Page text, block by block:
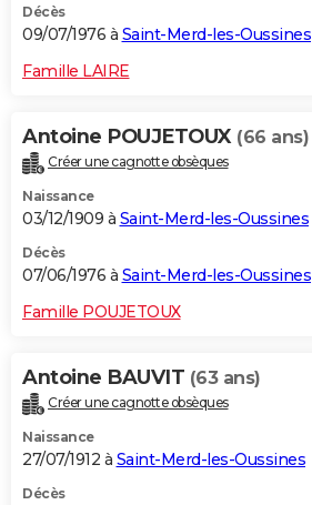
Décès
09/07/1976 à Saint-Merd-les-Oussines
Famille LAIRE
Antoine POUJETOUX (66 ans)
Créer une cagnotte obsèques
Naissance
03/12/1909 à Saint-Merd-les-Oussines
Décès
07/06/1976 à Saint-Merd-les-Oussines
Famille POUJETOUX
Antoine BAUVIT (63 ans)
Créer une cagnotte obsèques
Naissance
27/07/1912 à Saint-Merd-les-Oussines
Décès